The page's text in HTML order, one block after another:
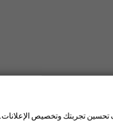
تحسين تجربتك وتخصيص